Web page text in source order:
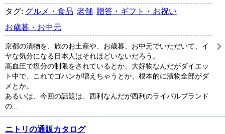
タグ: グルメ・食品 老舗 贈答・ギフト・お祝い
お歳暮・お中元
京都の漬物を、旅のお土産や、お歳暮、お中元でいただいて、イ
ヤな気分になる日本人はそれほどいないだろう。
高血圧で塩分の制限をされているとか、大好物なんだがダイエッ
ト中で、これでゴハンが増えちゃうとか、根本的に漬物全部がダ
メとか。
あるいは、今回の話題は、西利なんだが西利のライバルブランド
の...
ニトリの通販カタログ